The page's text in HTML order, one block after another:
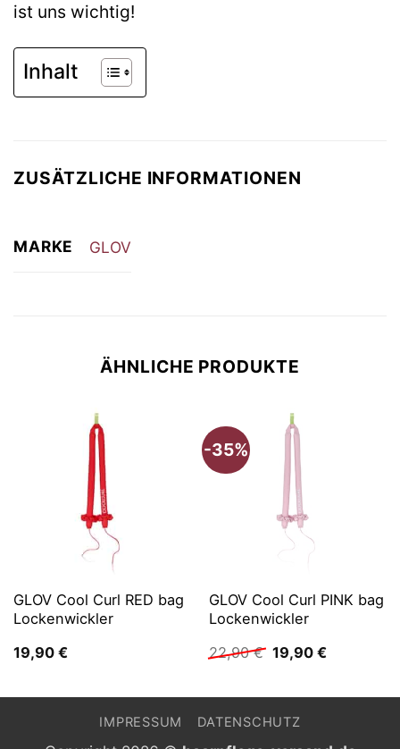
ist uns wichtig!
Inhalt
ZUSÄTZLICHE INFORMATIONEN
MARKE GLOV
ÄHNLICHE PRODUKTE
GLOV Cool Curl RED bag
Lockenwickler
19,90 €
-35%
GLOV Cool Curl PINK bag
Lockenwickler
22,90€ Ursprünglicher
Preis
22,90 €
19,90 €Aktueller
19,90 €.
IMPRESSUM DATENSCHUTZ